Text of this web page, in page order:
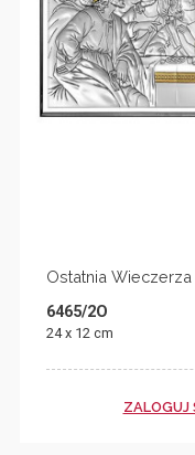
Ostatnia
6465/2O
24 x 12 cm
ZALOGUJ